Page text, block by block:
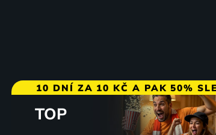
10 DNÍ ZA 10 KČ A PAK 50%
TOP